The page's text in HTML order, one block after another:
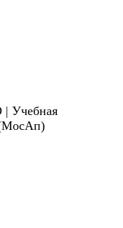
| Учебная
(МосАп)